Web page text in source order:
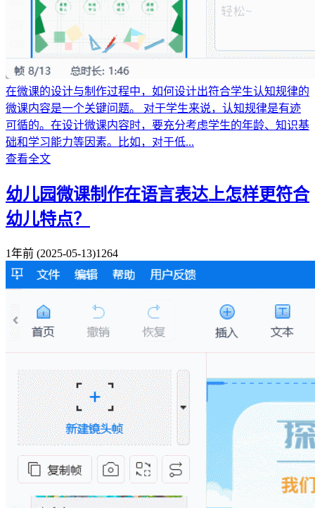
在微课的设计与制作过程中，如何设计出符合学生认知规律的
微课内容是一个关键问题。 对于学生来说，认知规律是有迹
可循的。在设计微课内容时，要充分考虑学生的年龄、知识基
础和学习能力等因素。比如，对于低...
查看全文
幼儿园微课制作在语言表达上怎样更符合
幼儿特点？
1年前 (2025-05-13)1264